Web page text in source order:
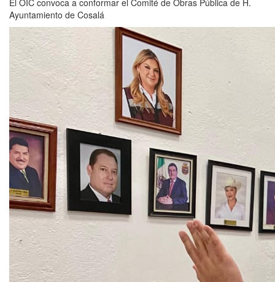
El OIC convoca a conformar el Comité de Obras Pública de H.
Ayuntamiento de Cosalá